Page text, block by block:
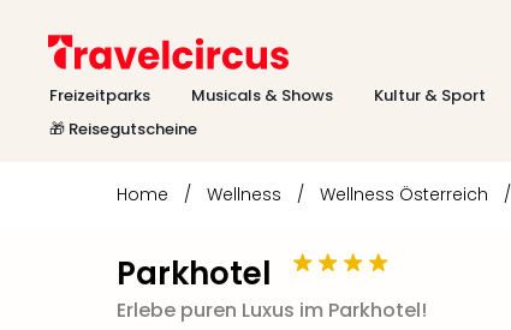
Freizeitparks Musicals & Shows Kultur & Sport
🎁 Reisegutscheine
Home / Wellness / Wellness Österreich /
Parkhotel
Erlebe puren Luxus im Parkhotel!